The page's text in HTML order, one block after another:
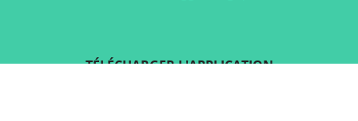
TÉLÉCHARGER L'APPLICATION